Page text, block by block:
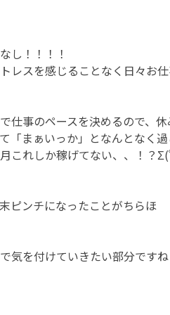
し！！！！
レスを感じることなく日々お
仕事のペースを決めるので、休
「まぁいっか」となんとなく
これしか稼げてない、、！？Σ(
ピンチになったことがちらほ
気を付けていきたい部分ですね